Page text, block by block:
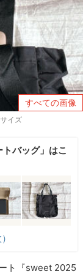
すべての画像
イズ
バッグ」はこ
ト『sweet 2025